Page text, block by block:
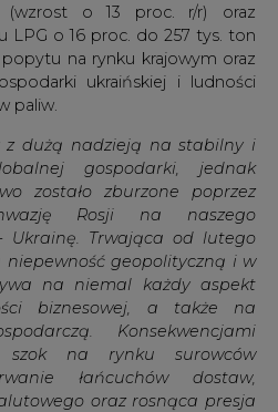
o 13 proc. r/r) oraz
LPG o 16 proc. do 257 tys. ton
na rynku krajowym oraz
ukraińskiej i ludności
paliw.
z dużą nadzieją na stabilny i
gospodarki, jednak
zostało zburzone poprzez
Rosji na naszego
Ukrainę. Trwająca od lutego
niepewność geopolityczną i w
na niemal każdy aspekt
biznesowej, a także na
Konsekwencjami
szok na rynku surowców
łańcuchów dostaw,
oraz rosnąca presja